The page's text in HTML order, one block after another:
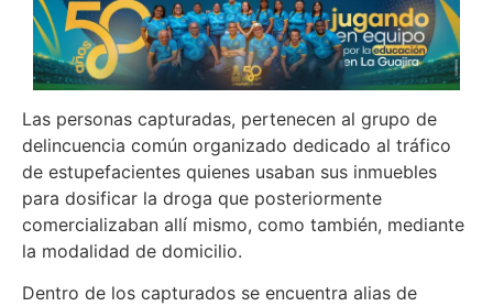
Las personas capturadas, pertenecen al grupo de
delincuencia común organizado dedicado al tráfico
de estupefacientes quienes usaban sus inmuebles
para dosificar la droga que posteriormente
comercializaban allí mismo, como también, mediante
la modalidad de domicilio.
Dentro de los capturados se encuentra alias de